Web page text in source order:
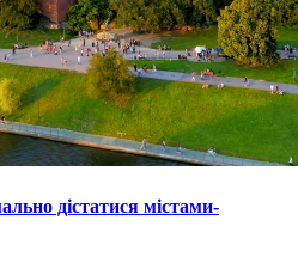
дістатися містами-